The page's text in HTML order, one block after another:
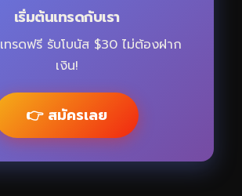
เริ่มต้นเทรดกับเรา
ทรดฟรี รับโบนัส $30 ไม่ต้องฝาก
เงิน!
👉 สมัครเลย